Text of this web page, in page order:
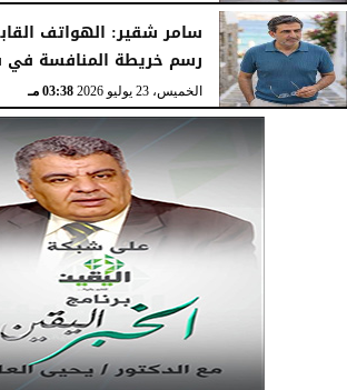
الخميس، 23 يوليو 2026
سامر شقير: الهواتف
رسم خريطة المنافسة في
الخميس، 23 يوليو 2026 03:38 مـ